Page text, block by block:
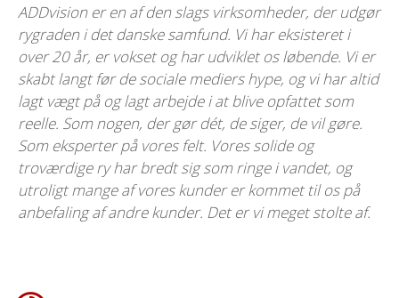
ADDvision er en af den slags virksomheder, der udgør
rygraden i det danske samfund. Vi har eksisteret i
over 20 år, er vokset og har udviklet os løbende. Vi er
skabt langt før de sociale mediers hype, og vi har altid
lagt vægt på og lagt arbejde i at blive opfattet som
reelle. Som nogen, der gør dét, de siger, de vil gøre.
Som eksperter på vores felt. Vores solide og
troværdige ry har bredt sig som ringe i vandet, og
utroligt mange af vores kunder er kommet til os på
anbefaling af andre kunder. Det er vi meget stolte af.